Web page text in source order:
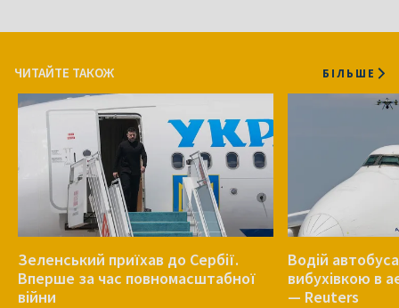
ЧИТАЙТЕ ТАКОЖ БІЛЬШЕ
Зеленський приїхав до Сербії.
Вперше за час повномасштабної
війни
Водій
вибухівкою в
— Reuters